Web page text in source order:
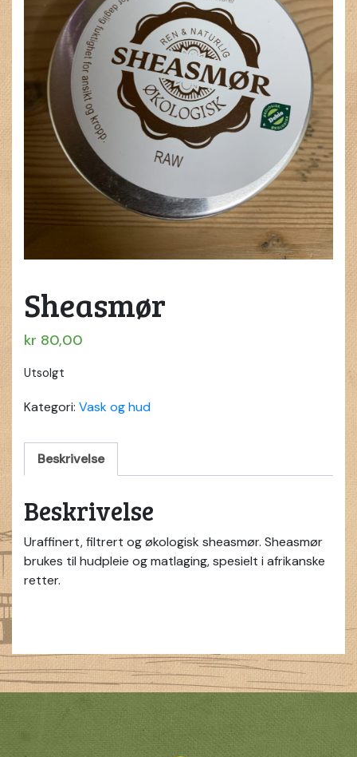
Sheasmør
kr 80,00
Utsolgt
Kategori: Vask og hud
Beskrivelse
Beskrivelse
Uraffinert, filtrert og økologisk sheasmør. Sheasmør
brukes til hudpleie og matlaging, spesielt i afrikanske
retter.